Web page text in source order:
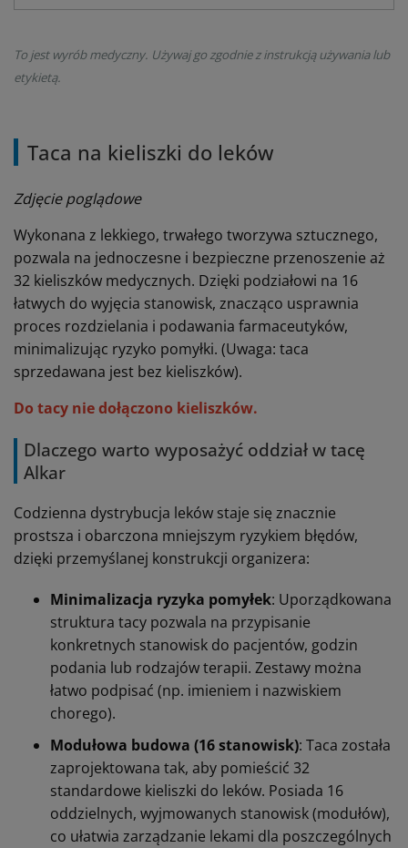
To jest wyrób medyczny. Używaj go zgodnie z instrukcją używania lub
etykietą.
Taca na kieliszki do leków
Zdjęcie poglądowe
Wykonana z lekkiego, trwałego tworzywa sztucznego,
pozwala na jednoczesne i bezpieczne przenoszenie aż
32 kieliszków medycznych. Dzięki podziałowi na 16
łatwych do wyjęcia stanowisk, znacząco usprawnia
proces rozdzielania i podawania farmaceutyków,
minimalizując ryzyko pomyłki. (Uwaga: taca
sprzedawana jest bez kieliszków).
Do tacy nie dołączono kieliszków.
Dlaczego warto wyposażyć oddział w tacę
Alkar
Codzienna dystrybucja leków staje się znacznie
prostsza i obarczona mniejszym ryzykiem błędów,
dzięki przemyślanej konstrukcji organizera:
Minimalizacja ryzyka pomyłek: Uporządkowana
struktura tacy pozwala na przypisanie
konkretnych stanowisk do pacjentów, godzin
podania lub rodzajów terapii. Zestawy można
łatwo podpisać (np. imieniem i nazwiskiem
chorego).
Modułowa budowa (16 stanowisk): Taca została
zaprojektowana tak, aby pomieścić 32
standardowe kieliszki do leków. Posiada 16
oddzielnych, wyjmowanych stanowisk (modułów),
co ułatwia zarządzanie lekami dla poszczególnych